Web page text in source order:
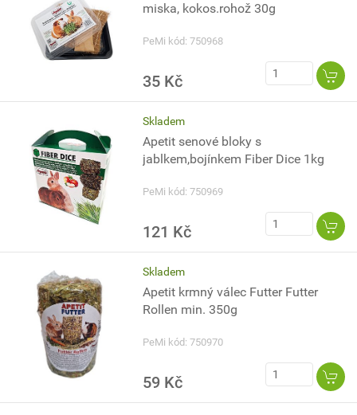
miska, kokos.rohož 30g
PeMi kód: 750968
35 Kč
Skladem
Apetit senové bloky s
jablkem,bojínkem Fiber Dice 1kg
PeMi kód: 750969
121 Kč
Skladem
Apetit krmný válec Futter Futter
Rollen min. 350g
PeMi kód: 750970
59 Kč